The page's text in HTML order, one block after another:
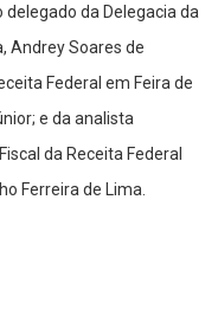
delegado da Delegacia da
Andrey Soares de
Federal em Feira de
e da analista
da Receita Federal
Ferreira de Lima.